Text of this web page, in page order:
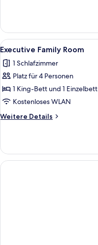
Doppelzimmer
Alle
Fotos
für
Executive
Family
Room
anzeigen
3
Executive Family Room
1 Schlafzimmer
Platz für 4 Personen
1 King-Bett und 1 Einzelbett
Kostenloses WLAN
Weitere Details
Weitere
Family
Room